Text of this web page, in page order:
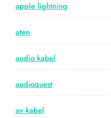
apple lightning
aten
audio kabel
audioquest
av kabel